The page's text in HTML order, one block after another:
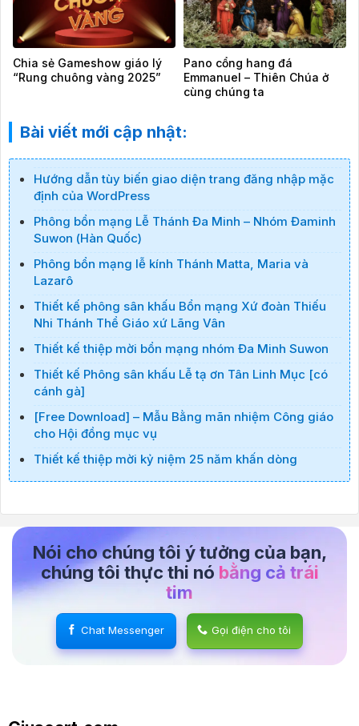
Chia sẻ Gameshow giáo lý
“Rung chuông vàng 2025”
Pano cổng hang đá
Emmanuel – Thiên Chúa ở
cùng chúng ta
Bài viết mới cập nhật:
Hướng dẫn tùy biến giao diện trang đăng nhập mặc
định của WordPress
Phông bổn mạng Lễ Thánh Đa Minh – Nhóm Đaminh
Suwon (Hàn Quốc)
Phông bổn mạng lễ kính Thánh Matta, Maria và
Lazarô
Thiết kế phông sân khấu Bổn mạng Xứ đoàn Thiếu
Nhi Thánh Thể Giáo xứ Lãng Vân
Thiết kế thiệp mời bổn mạng nhóm Đa Minh Suwon
Thiết kế Phông sân khấu Lễ tạ ơn Tân Linh Mục [có
cánh gà]
[Free Download] – Mẫu Bằng mãn nhiệm Công giáo
cho Hội đồng mục vụ
Thiết kế thiệp mời kỷ niệm 25 năm khấn dòng
Nói cho chúng tôi ý tưởng của bạn,
chúng tôi thực thi nó bằng cả trái
tim
Chat Messenger Gọi điện cho tôi